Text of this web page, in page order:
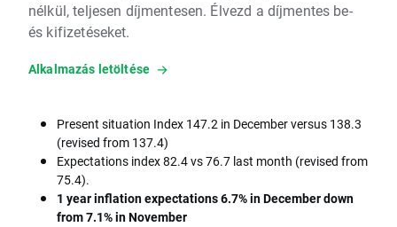
nélkül, teljesen díjmentesen. Élvezd a díjmentes be-
és kifizetéseket.
Alkalmazás letöltése
Present situation Index 147.2 in December versus 138.3
(revised from 137.4)
Expectations index 82.4 vs 76.7 last month (revised from
75.4).
1 year inflation expectations 6.7% in December down
from 7.1% in November